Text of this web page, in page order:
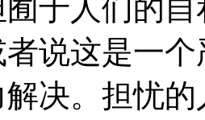
于人们的
说这是一
决。担忧